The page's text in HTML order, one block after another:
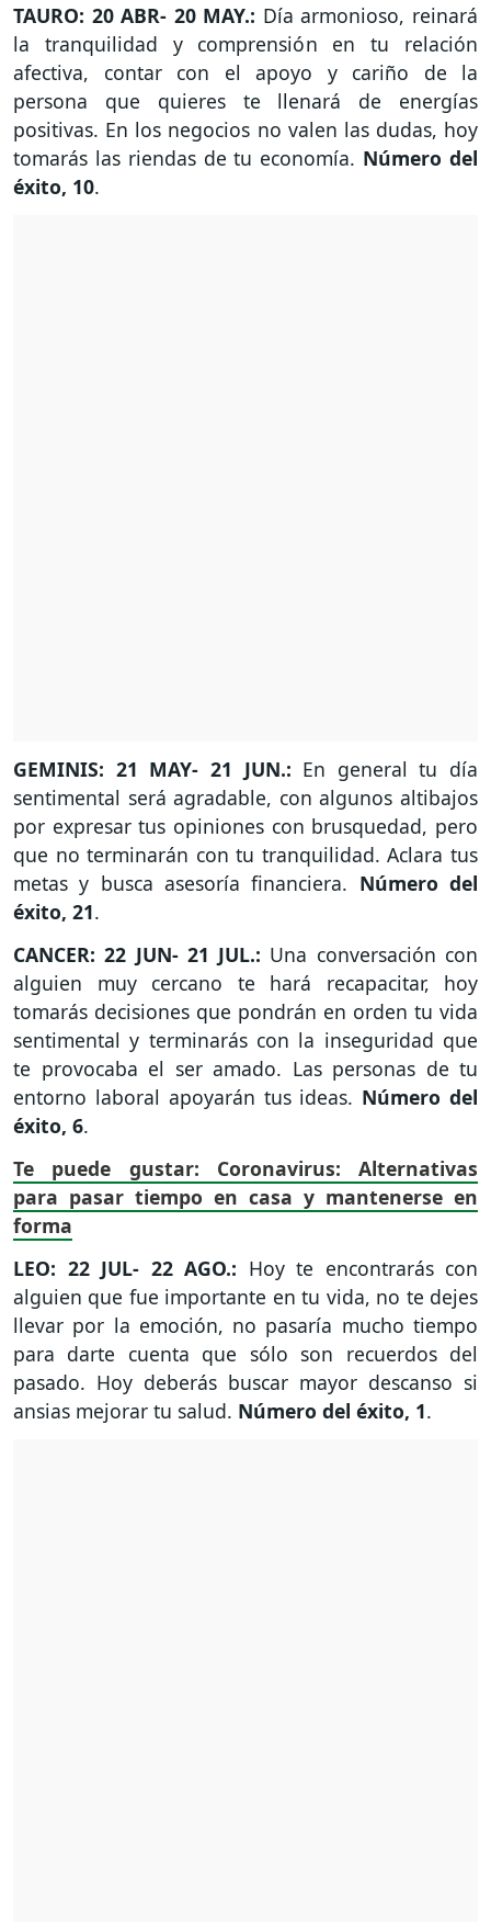
TAURO: 20 ABR- 20 MAY.: Día armonioso, reinará
la tranquilidad y comprensión en tu relación
afectiva, contar con el apoyo y cariño de la
persona que quieres te llenará de energías
positivas. En los negocios no valen las dudas, hoy
tomarás las riendas de tu economía. Número del
éxito, 10.
GEMINIS: 21 MAY- 21 JUN.: En general tu día
sentimental será agradable, con algunos altibajos
por expresar tus opiniones con brusquedad, pero
que no terminarán con tu tranquilidad. Aclara tus
metas y busca asesoría financiera. Número del
éxito, 21.
CANCER: 22 JUN- 21 JUL.: Una conversación con
alguien muy cercano te hará recapacitar, hoy
tomarás decisiones que pondrán en orden tu vida
sentimental y terminarás con la inseguridad que
te provocaba el ser amado. Las personas de tu
entorno laboral apoyarán tus ideas. Número del
éxito, 6.
Te puede gustar: Coronavirus: Alternativas
para pasar tiempo en casa y mantenerse en
forma
LEO: 22 JUL- 22 AGO.: Hoy te encontrarás con
alguien que fue importante en tu vida, no te dejes
llevar por la emoción, no pasaría mucho tiempo
para darte cuenta que sólo son recuerdos del
pasado. Hoy deberás buscar mayor descanso si
ansias mejorar tu salud. Número del éxito, 1.